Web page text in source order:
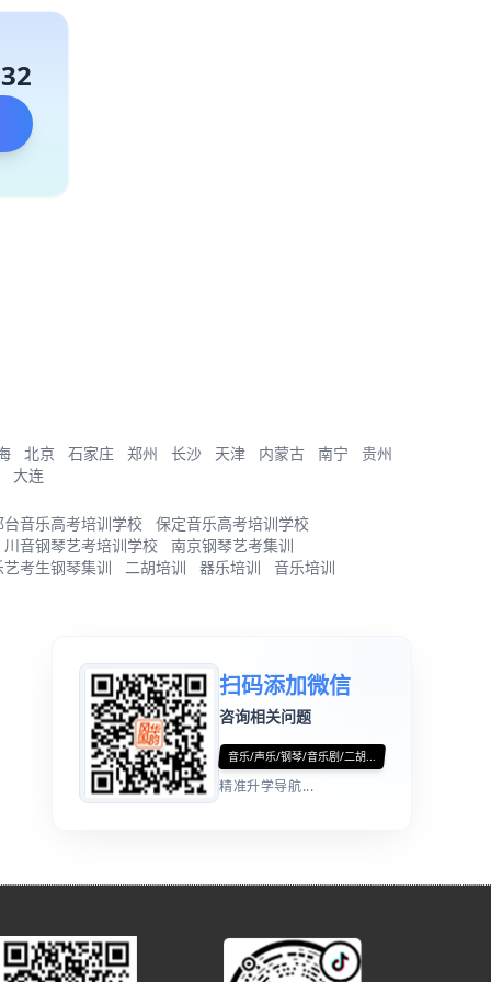
北京 石家庄 郑州 长沙 天津 内蒙古 南宁
贵州
大连
台音乐高考培训学校
保定音乐高考培训学校
川音钢琴艺考培训学校
南京钢琴艺考集训
艺考生钢琴集训
二胡培训 器乐培训 音乐培训
扫码添加微信
咨询相关问题
音乐/声乐/钢琴/音乐剧/二胡...
精准升学导航...